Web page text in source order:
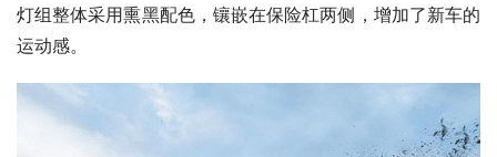
灯组整体采用熏黑配色，镶嵌在保险杠两侧，增加了新车的
运动感。